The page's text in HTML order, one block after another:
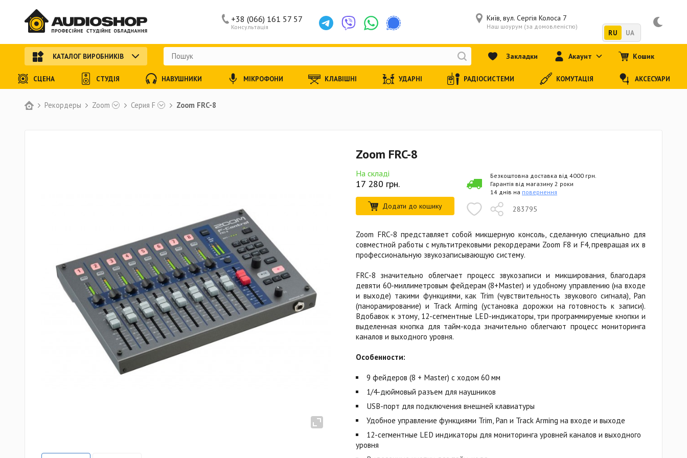
Рекордеры Zoom Серия F Zoom FRC-8
Zoom FRC-8
На складі
17 280 грн.
Додати до кошику 283795
Безкоштовна доставка від 4000 грн.
Гарантія від магазину 2 роки
14 днів на повернення
Zoom FRC-8 представляет собой микшерную консоль, сделанную специально для
совместной работы с мультитрековыми рекордерами Zoom F8 и F4, превращая их в
профессиональную звукозаписывающую систему.
FRC-8 значительно облегчает процесс звукозаписи и микширования, благодаря
девяти 60-миллиметровым фейдерам (8+Master) и удобному управлению (на входе
и выходе) такими функциями, как Trim (чувствительность звукового сигнала), Pan
(панорамирование) и Track Arming (установка дорожки на готовность к записи).
Вдобавок к этому, 12-сегментные LED-индикаторы, три программируемые кнопки и
выделенная кнопка для тайм-кода значительно облегчают процесс мониторинга
каналов и выходного уровня.
Особенности:
9 фейдеров (8 + Master) с ходом 60 мм
1/4-дюймовый разъем для наушников
USB-порт для подключения внешней клавиатуры
Удобное управление функциями Trim, Pan и Track Arming на входе и выходе
12-сегментные LED индикаторы для мониторинга уровней каналов и выходного
уровня
Консультація
+38 (066) 161 57 57 Київ, вул. Сергія Колоса 7
Наш шоурум (за домовленістю)
RU UA
КАТАЛОГ ВИРОБНИКІВ Закладки Акаунт Кошик
СЦЕНА СТУДІЯ НАВУШНИКИ МІКРОФОНИ КЛАВІШНІ УДАРНІ РАДІОСИСТЕМИ КОМУТАЦІЯ АКСЕСУАРИ